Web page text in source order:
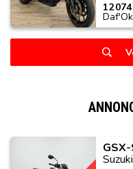
12 074
Suzuki